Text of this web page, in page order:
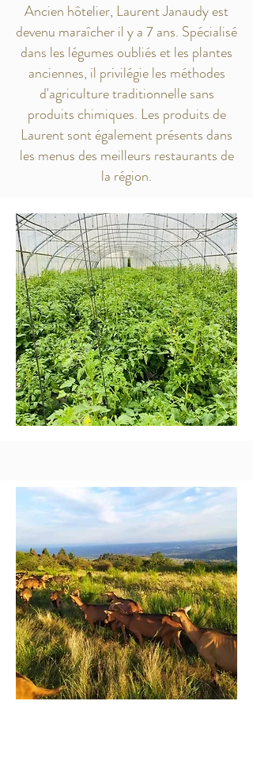
Ancien hôtelier, Laurent Janaudy est
devenu maraîcher il y a 7 ans. Spécialisé
dans les légumes oubliés et les plantes
anciennes, il privilégie les méthodes
d'agriculture traditionnelle sans
produits chimiques. Les produits de
Laurent sont également présents dans
les menus des meilleurs restaurants de
la région.